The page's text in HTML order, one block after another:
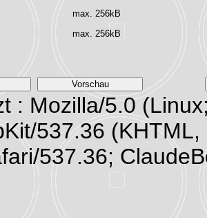
max. 256kB
max. 256kB
: Mozilla/5.0
537.36
537.36;